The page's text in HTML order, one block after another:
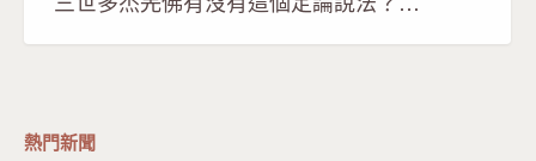
熱門新聞